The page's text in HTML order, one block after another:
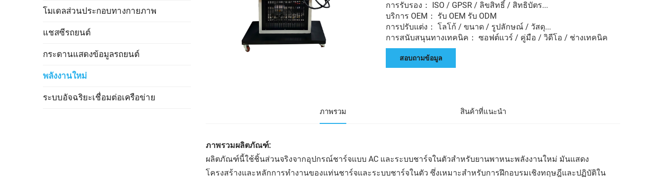
โมเดลส่วนประกอบทางกายภาพ
แชสซีรถยนต์
กระดานแสดงข้อมูลรถยนต์
พลังงานใหม่
ระบบอัจฉริยะเชื่อมต่อเครือข่าย
การรับรอง： ISO / GPSR / ลิขสิทธิ์ / สิทธิบัตร...
บริการ OEM： รับ OEM รับ ODM
การปรับแต่ง： โลโก้ / ขนาด / รูปลักษณ์ / วัสดุ...
การสนับสนุนทางเทคนิค： ซอฟต์แวร์ / คู่มือ / วิดีโอ / ช่างเทคนิค
สอบถามข้อมูล
ภาพรวม สินค้าที่แนะนำ
ภาพรวมผลิตภัณฑ์:
ผลิตภัณฑ์นี้ใช้ชิ้นส่วนจริงจากอุปกรณ์ชาร์จแบบ AC และระบบชาร์จในตัวสำหรับยานพาหนะพลังงานใหม่ มันแสดง
โครงสร้างและหลักการทำงานของแท่นชาร์จและระบบชาร์จในตัว ซึ่งเหมาะสำหรับการฝึกอบรมเชิงทฤษฎีและปฏิบัติใน